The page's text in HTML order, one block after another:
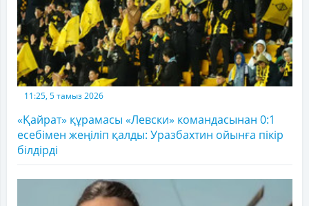
11:25, 5 тамыз 2026
«Қайрат» құрамасы «Левски» командасынан 0:1
есебімен жеңіліп қалды: Уразбахтин ойынға пікір
білдірді